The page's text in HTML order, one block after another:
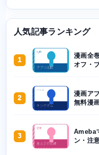
人気記事ランキング
1
漫画全
オフ・
2
漫画ア
無料漫
3
Ameba
ン・注